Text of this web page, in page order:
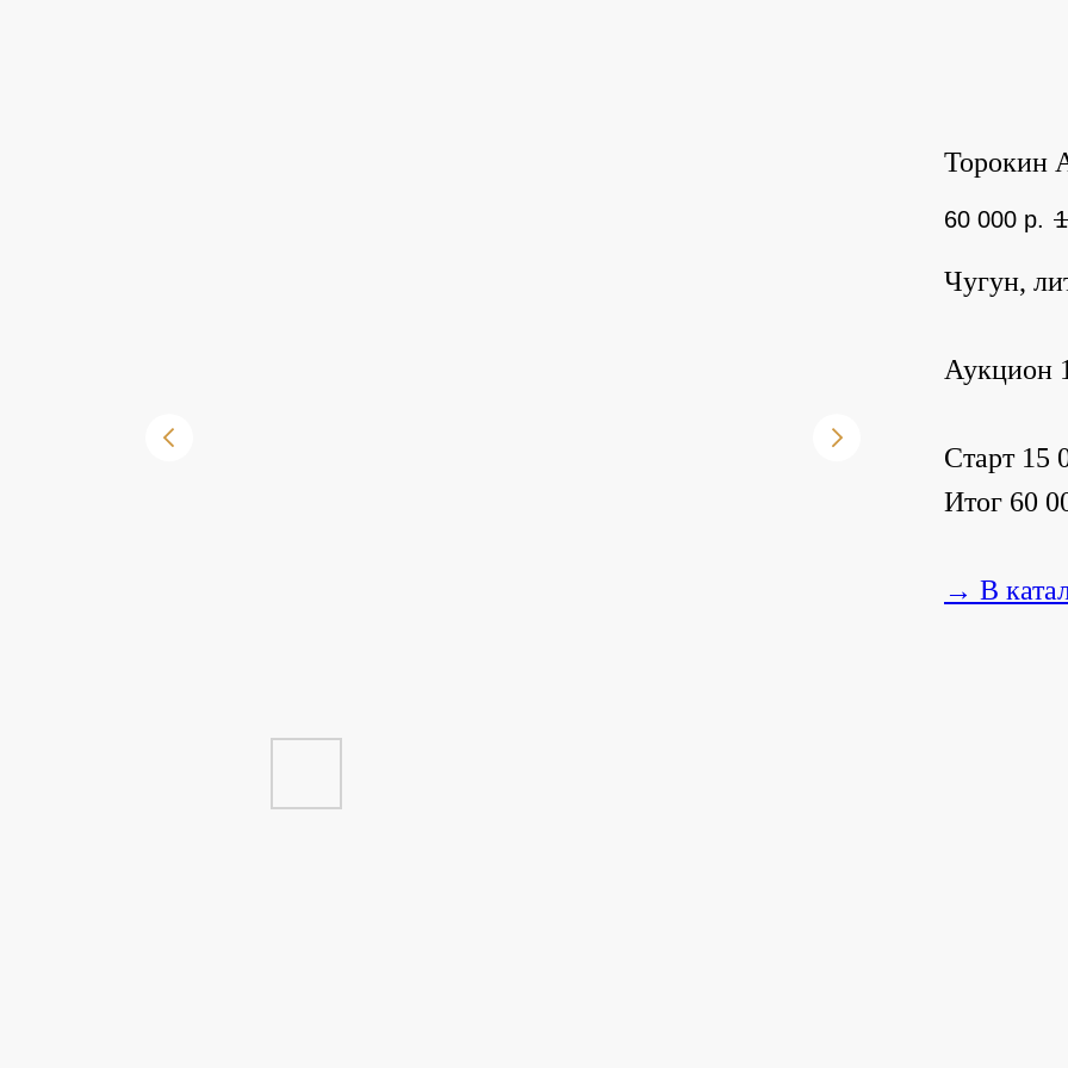
Торокин
60 000 р.
Чугун,
Аукцион
Старт 15
Итог 60
→ В